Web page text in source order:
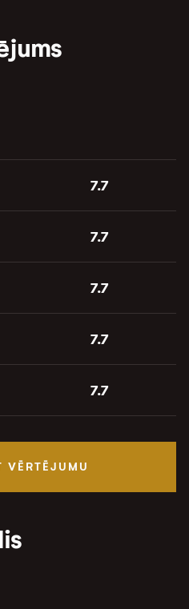
7.7
7.7
7.7
7.7
7.7
VĒRTĒJUMU